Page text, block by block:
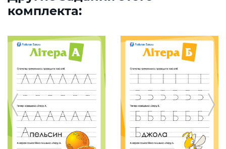
комплекта: